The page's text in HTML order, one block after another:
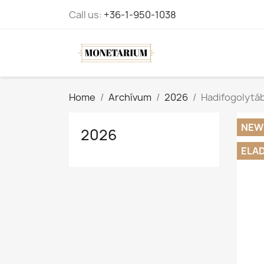
Call us: +36-1-950-1038
Home Archívum 2026
2026
NEW